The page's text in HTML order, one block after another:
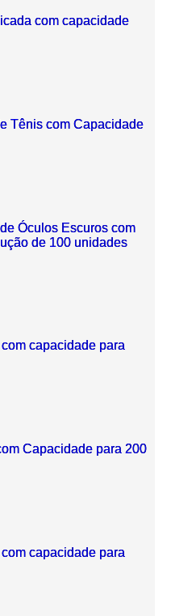
com capacidade
Tênis com Capacidade
Óculos Escuros com
de 100 unidades
capacidade para
Capacidade para 200
capacidade para